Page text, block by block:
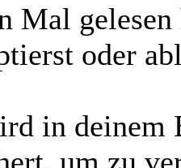
Mal
oder
in deinem